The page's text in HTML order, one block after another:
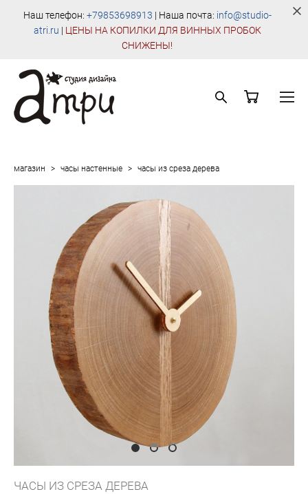
Наш телефон: +79853698913 | Наша почта: info@studio-
atri.ru | ЦЕНЫ НА КОПИЛКИ ДЛЯ ВИННЫХ ПРОБОК
СНИЖЕНЫ!
магазин > часы настенные > часы из среза дерева
ЧАСЫ ИЗ СРЕЗА ДЕРЕВА